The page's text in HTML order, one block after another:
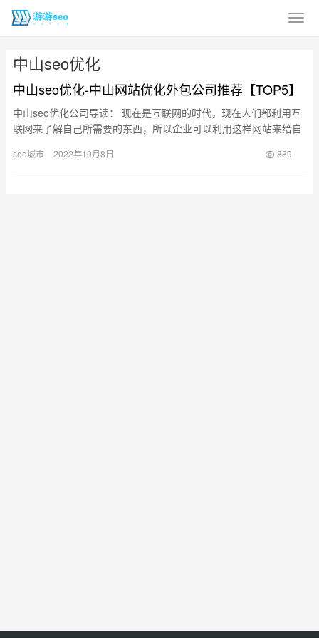
中山seo优化
中山seo优化-中山网站优化外包公司推荐【TOP5】
中山seo优化公司导读： 现在是互联网的时代，现在人们都利用互
联网来了解自己所需要的东西，所以企业可以利用这样网站来给自
浏…
seo城市 2022年10月8日 889